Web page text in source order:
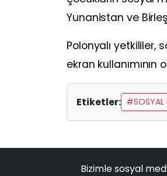
Yunanistan ve
Polonyalı yetkililer,
ekran
Etiketler: #SOSYAL
Bizimle sosyal